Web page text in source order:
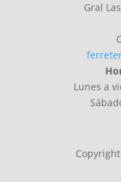
Gral
Lunes a